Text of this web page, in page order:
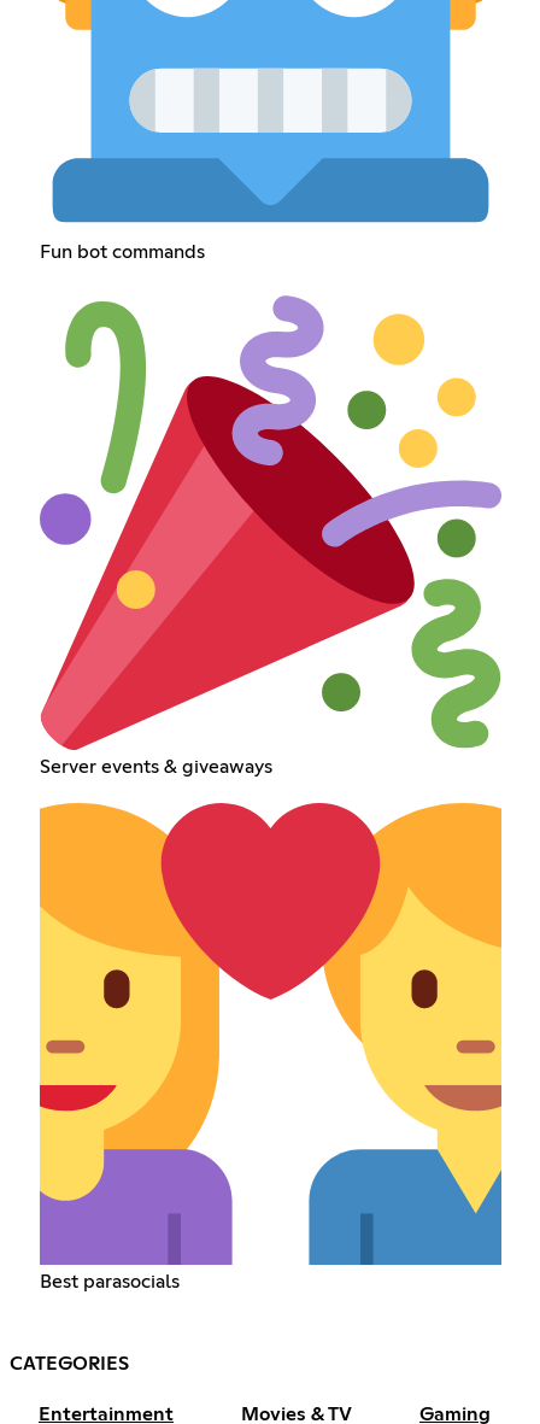
Fun bot commands
Server events & giveaways
Best parasocials
CATEGORIES
Entertainment Movies & TV Gaming